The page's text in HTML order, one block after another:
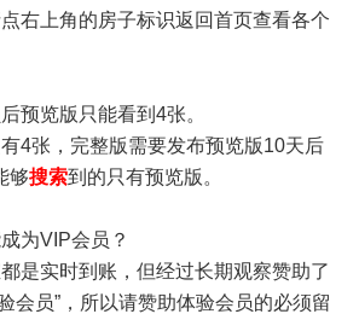
右上角的房子标识返回首页查看各个
预览版只能看到4张。
4张，完整版需要发布预览版10天后
够搜索到的只有预览版。
为VIP会员？
是实时到账，但经过长期观察赞助了
会员”，所以请赞助体验会员的必须留